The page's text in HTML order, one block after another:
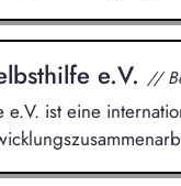
e.V. //
ist eine